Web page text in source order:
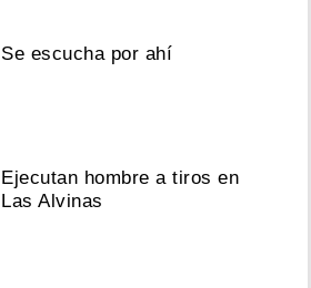
Se escucha por ahí
Ejecutan hombre a tiros en
Las Alvinas